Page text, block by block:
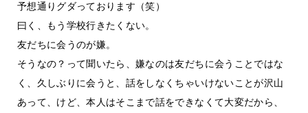
予想通りグダっております（笑）
曰く、もう学校行きたくない。
友だちに会うのが嫌。
そうなの？って聞いたら、嫌なのは友だちに会うことではな
く、久しぶりに会うと、話をしなくちゃいけないことが沢山
あって、けど、本人はそこまで話をできなくて大変だから、